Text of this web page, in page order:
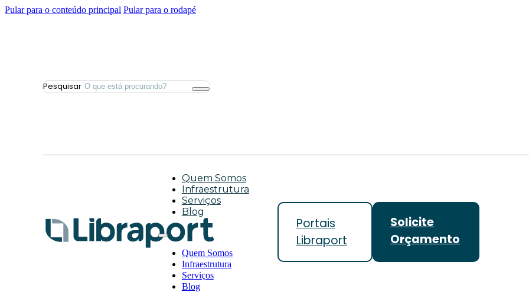
Pular para o conteúdo principal Pular para o rodapé
Pesquisar
Quem Somos
Infraestrutura
Serviços
Blog
Quem Somos
Infraestrutura
Serviços
Blog
Portais
Libraport
Solicite
Orçamento